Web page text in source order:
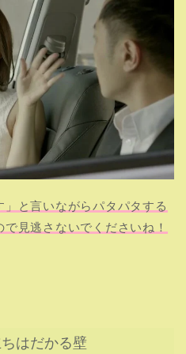
と言いながらパタパタする
見逃さないでくださいね！
はだかる壁